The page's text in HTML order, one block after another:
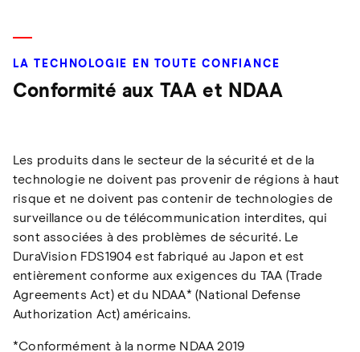
LA TECHNOLOGIE EN TOUTE CONFIANCE
Conformité aux TAA et NDAA
Les produits dans le secteur de la sécurité et de la
technologie ne doivent pas provenir de régions à haut
risque et ne doivent pas contenir de technologies de
surveillance ou de télécommunication interdites, qui
sont associées à des problèmes de sécurité. Le
DuraVision FDS1904 est fabriqué au Japon et est
entièrement conforme aux exigences du TAA (Trade
Agreements Act) et du NDAA* (National Defense
Authorization Act) américains.
*Conformément à la norme NDAA 2019